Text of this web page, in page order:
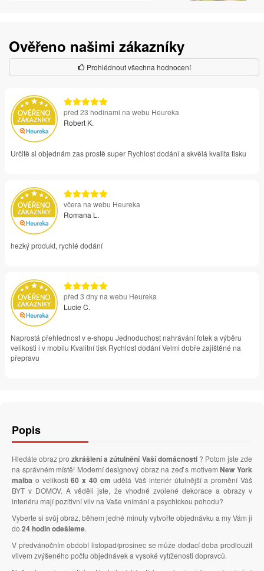
Ověřeno našimi zákazníky
Prohlédnout všechna hodnocení
před 23 hodinami na webu Heureka
Robert K.
Určitě si objednám zas prostě super Rychlost dodání a skvělá kvalita tisku
včera na webu Heureka
Romana L.
hezký produkt, rychlé dodání
před 3 dny na webu Heureka
Lucie C.
Naprostá přehlednost v e-shopu Jednoduchost nahrávání fotek a výběru
velikosti i v mobilu Kvalitní tisk Rychlost dodání Velmi dobře zajištěné na
přepravu
Popis
Hledáte obraz prozkrášlení a zútulnění Vaší domácnosti? Potom jste zde
na správném místě! Moderní designový obraz na zeď s motivemNew York
malba o velikosti60 x 40 cm udělá Váš interiér útulnější a promění Váš
BYT v DOMOV. A věděli jste, že vhodně zvolené dekorace a obrazy v
interiéru mají pozitivní vliv na Vaše vnímání a psychickou pohodu?
Vyberte si svůj obraz, během jedné minuty vytvořte objednávku a my Vám ji
do 24 hodin odešleme.
V předvánočním období listopad/prosinec se může dodací doba prodloužit
vlivem zvýšeného počtu objednávek a vysoké vytíženosti dopravců.